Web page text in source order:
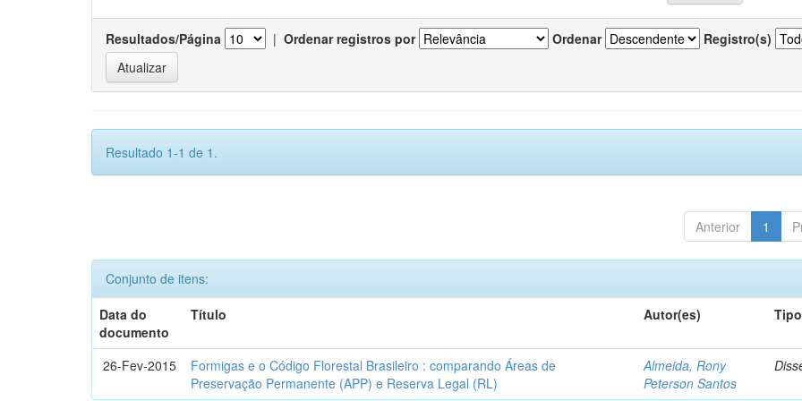
Resultados/Página | Ordenar registros por Ordenar Registro(s)
Resultado 1-1 de 1.
Anterior 1
Conjunto de itens:
Data do
documento
Título Autor(es) Tipo
26-Fev-2015
Formigas e o Código Florestal Brasileiro : comparando Áreas de
Preservação Permanente (APP) e Reserva Legal (RL)
Almeida, Rony
Peterson Santos